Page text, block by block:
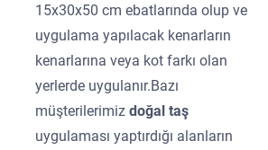
15x30x50 cm ebatlarında olup ve
uygulama yapılacak kenarların
kenarlarına veya kot farkı olan
yerlerde uygulanır.Bazı
müşterilerimizdoğal taş
uygulaması yaptırdığı alanların